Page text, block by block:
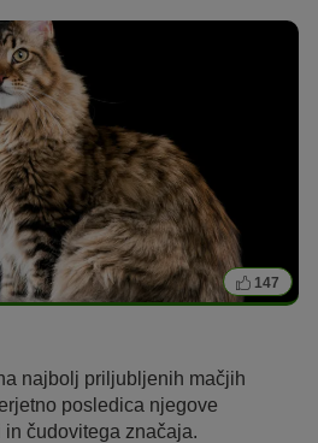
147
najbolj priljubljenih mačjih
posledica njegove
in čudovitega značaja.